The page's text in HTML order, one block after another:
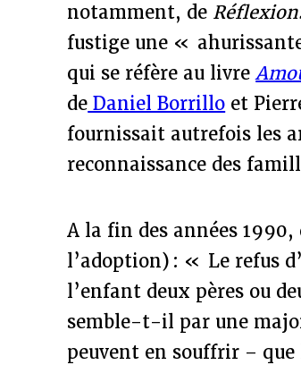
notamment, de
fustige une «
qui se réfère au livre
de Daniel Borrillo et
fournissait autrefois les
reconnaissance des
A la fin des années 1990,
l’adoption) : « Le refus
l’enfant deux pères ou
semble-t-il par une
peuvent en souffrir –